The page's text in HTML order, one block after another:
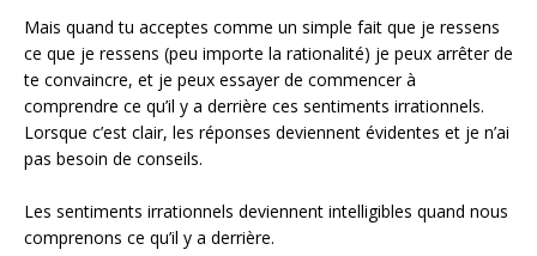
Mais quand tu acceptes comme un simple fait que je ressens
ce que je ressens (peu importe la rationalité) je peux arrêter de
te convaincre, et je peux essayer de commencer à
comprendre ce qu’il y a derrière ces sentiments irrationnels.
Lorsque c’est clair, les réponses deviennent évidentes et je n’ai
pas besoin de conseils.
Les sentiments irrationnels deviennent intelligibles quand nous
comprenons ce qu’il y a derrière.